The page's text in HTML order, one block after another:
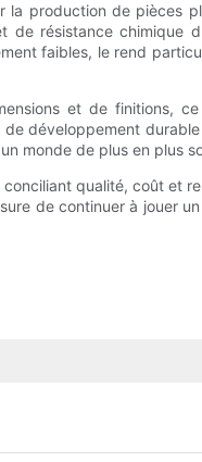
production de pièces
résistance chimique
faibles, le rend
et de finitions,
développement
monde de plus en plus
qualité, coût et
de continuer à jouer